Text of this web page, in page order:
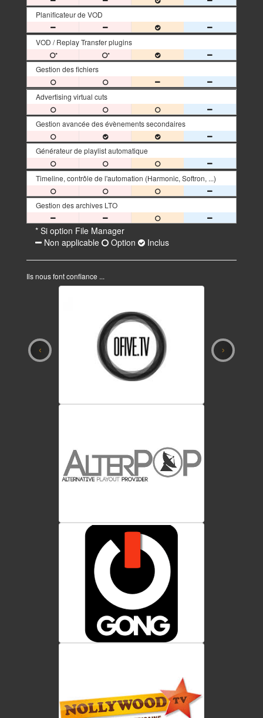
Planificateur de VOD
VOD / Replay Transfer plugins
* *
Gestion des fichiers
Advertising virtual cuts
Gestion avancée des évènements secondaires
Générateur de playlist automatique
Timeline, contrôle de l'automation (Harmonic, Softron, ...)
Gestion des archives LTO
* Si option File Manager
Non applicable
Option Inclus
Ils nous font confiance ...
‹ ›